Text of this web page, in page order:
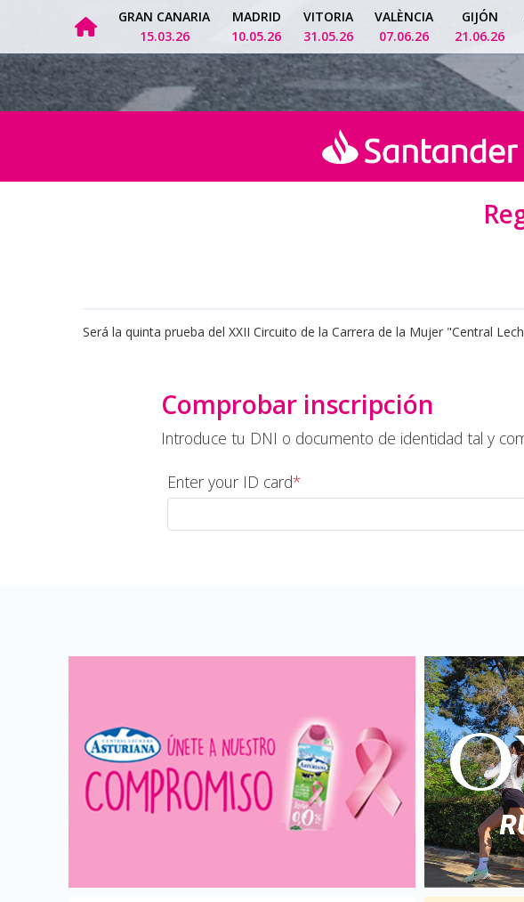
GRAN CANARIA
15.03.26
MADRID
10.05.26
VITORIA
31.05.26
VALÈNCIA
07.06.26
GIJÓN
21.06.26
Será la quinta prueba del XXII Circuito de la Carrera de la Mujer "Central
Comprobar inscripción
Introduce tu DNI o documento de identidad tal y
Enter your ID card*